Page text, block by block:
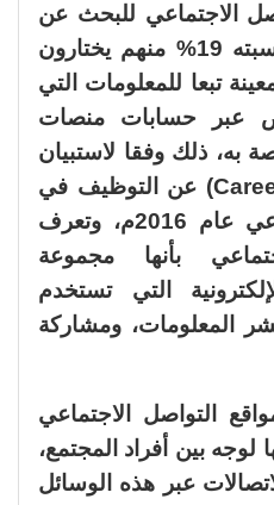
الاجتماعي للبحث عن
الموظفين، كما أن ما نسبته 19% منهم يختارون
تبعا للمعلومات التي
عبر حسابات منصات
به، ذلك وفقا لاستبيان
أجراه موقع (Career Builder) عن التوظيف في
وسائل التواصل الاجتماعي عام 2016م، وتعرف
بأنها مجموعة
التي تستخدم
المعلومات، ومشاركة
التواصل الاجتماعي
لوجه بين أفراد المجتمع،
عبر هذه الوسائل